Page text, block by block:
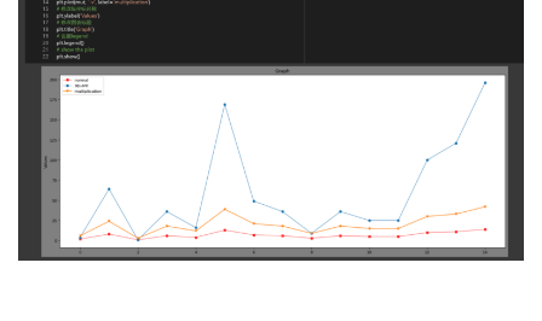
中
登录 注册